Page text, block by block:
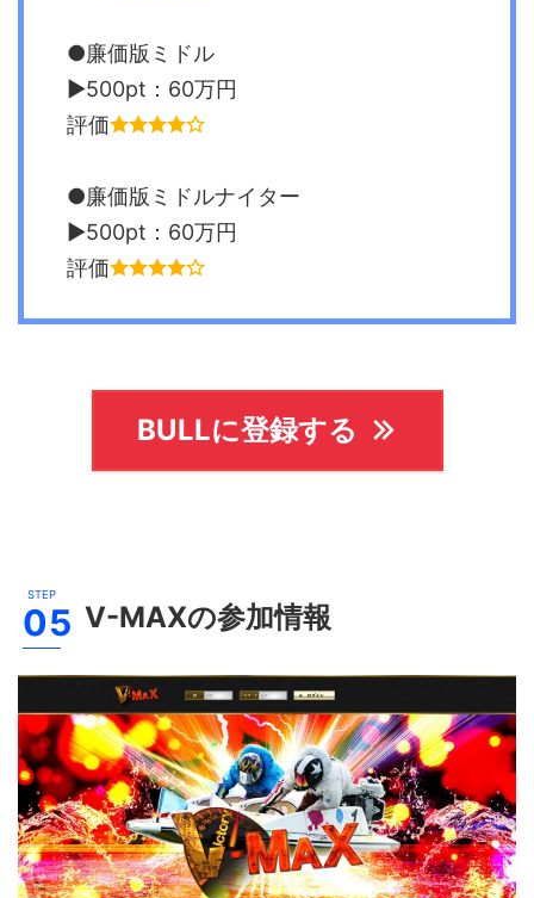
●廉価版ミドル
▶︎500pt：60万円
評価
●廉価版ミドルナイター
▶︎500pt：60万円
評価
BULLに登録する
V-MAXの参加情報